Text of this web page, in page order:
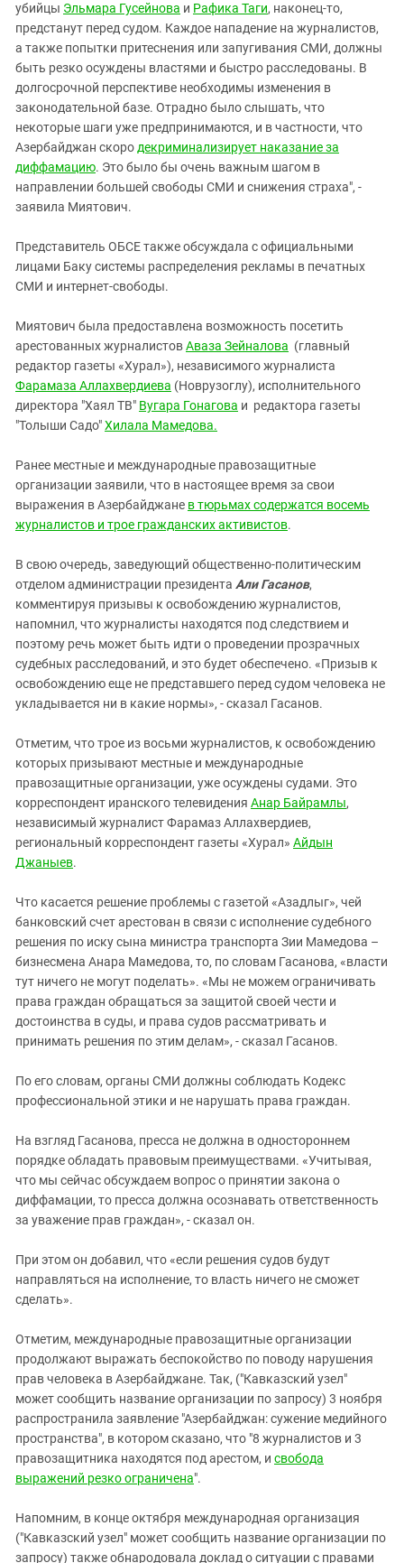
убийцы Эльмара Гусейнова и Рафика Таги, наконец-то,
предстанут перед судом. Каждое нападение на журналистов,
а также попытки притеснения или запугивания СМИ, должны
быть резко осуждены властями и быстро расследованы. В
долгосрочной перспективе необходимы изменения в
законодательной базе. Отрадно было слышать, что
некоторые шаги уже предпринимаются, и в частности, что
Азербайджан скоро декриминализирует наказание за
диффамацию. Это было бы очень важным шагом в
направлении большей свободы СМИ и снижения страха", -
заявила Миятович.
Представитель ОБСЕ также обсуждала с официальными
лицами Баку системы распределения рекламы в печатных
СМИ и интернет-свободы.
Миятович была предоставлена возможность посетить
арестованных журналистовАваза Зейналова (главный
редактор газеты «Хурал»), независимого журналиста
Фарамаза Аллахвердиева (Новрузоглу), исполнительного
директора "Хаял ТВ" Вугара Гонагова и редактора газеты
"Толыши Садо"Хилала Мамедова.
Ранее местные и международные правозащитные
организации заявили, что в настоящее время за свои
выражения в Азербайджане в тюрьмах содержатся восемь
журналистов и трое гражданских активистов.
В свою очередь, заведующий общественно-политическим
отделом администрации президента Али Гасанов,
комментируя призывы к освобождению журналистов,
напомнил, что журналисты находятся под следствием и
поэтому речь может быть идти о проведении прозрачных
судебных расследований, и это будет обеспечено. «Призыв к
освобождению еще не представшего перед судом человека не
укладывается ни в какие нормы», - сказал Гасанов.
Отметим, что трое из восьми журналистов, к освобождению
которых призывают местные и международные
правозащитные организации, уже осуждены судами. Это
корреспондент иранского телевидения Анар Байрамлы,
независимый журналист Фарамаз Аллахвердиев,
региональный корреспондент газеты «Хурал» Айдын
Джаныев.
Что касается решение проблемы с газетой «Азадлыг», чей
банковский счет арестован в связи с исполнение судебного
решения по иску сына министра транспорта Зии Мамедова –
бизнесмена Анара Мамедова, то, по словам Гасанова, «власти
тут ничего не могут поделать». «Мы не можем ограничивать
права граждан обращаться за защитой своей чести и
достоинства в суды, и права судов рассматривать и
принимать решения по этим делам», - сказал Гасанов.
По его словам, органы СМИ должны соблюдать Кодекс
профессиональной этики и не нарушать права граждан.
На взгляд Гасанова, пресса не должна в одностороннем
порядке обладать правовым преимуществами. «Учитывая,
что мы сейчас обсуждаем вопрос о принятии закона о
диффамации, то пресса должна осознавать ответственность
за уважение прав граждан», - сказал он.
При этом он добавил, что «если решения судов будут
направляться на исполнение, то власть ничего не сможет
сделать».
Отметим, международные правозащитные организации
продолжают выражать беспокойство по поводу нарушения
прав человека в Азербайджане. Так, ("Кавказский узел"
может сообщить название организации по запросу) 3 ноября
распространила заявление "Азербайджан: сужение медийного
пространства", в котором сказано, что "8 журналистов и 3
правозащитника находятся под арестом, и свобода
выражений резко ограничена".
Напомним, в конце октября международная организация
("Кавказский узел" может сообщить название организации по
запросу) также обнародовала доклад о ситуации с правами